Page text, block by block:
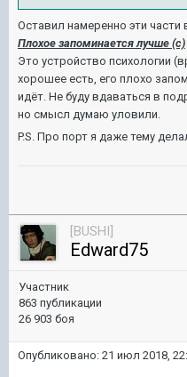
Оставил намеренно эти части
Плохое запоминается лучше (с)
Это устройство психологии
хорошее есть, его плохо
идёт. Не буду вдаваться в
но смысл думаю уловили.
P.S. Про порт я даже тему
[BUSHI]
Edward75
Участник
863 публикации
26 903 боя
Опубликовано: 21 июл 2018,